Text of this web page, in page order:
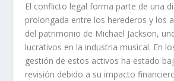
El conflicto legal forma parte de una
prolongada entre los herederos y los
del patrimonio de Michael Jackson,
lucrativos en la industria musical. En
gestión de estos activos ha estado
revisión debido a su impacto